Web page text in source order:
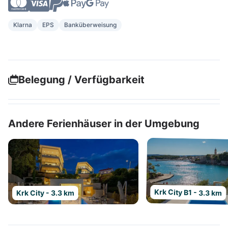
Klarna EPS Banküberweisung
Belegung / Verfügbarkeit
Andere Ferienhäuser in der Umgebung
Krk City - 3.3 km Krk City B1 - 3.3 km